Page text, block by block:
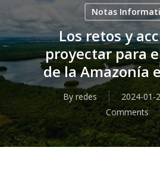
Notas
Los retos y
proyectar para
de la Amazonía
By redes 2024-01-
Comments